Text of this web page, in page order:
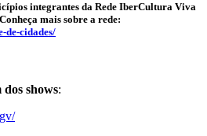
integrantes da Rede IberCultura Viva
mais sobre a rede:
cidades/
shows: